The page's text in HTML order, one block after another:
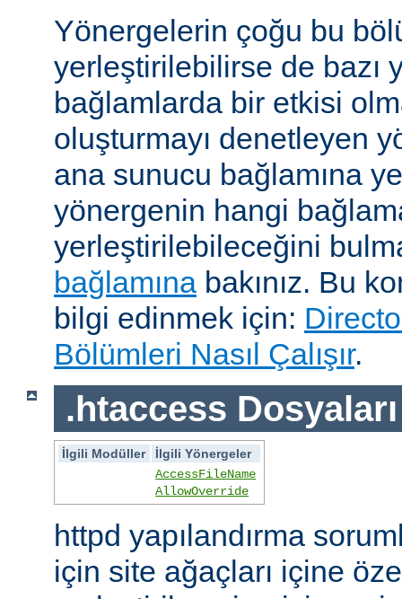
Yönergelerin çoğu bu
yerleştirilebilirse de bazı
bağlamlarda bir etkisi
oluşturmayı denetleyen
ana sunucu bağlamına
yönergenin hangi
yerleştirilebileceğini
bağlamına bakınız. Bu
bilgi edinmek için:
Bölümleri Nasıl Çalışır.
.htaccess Dosyaları
İlgili Modüller
İlgili Yönergeler
AccessFileName
AllowOverride
httpd yapılandırma
için site ağaçları içine